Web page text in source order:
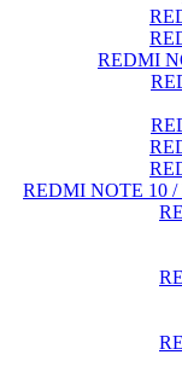
REDMI